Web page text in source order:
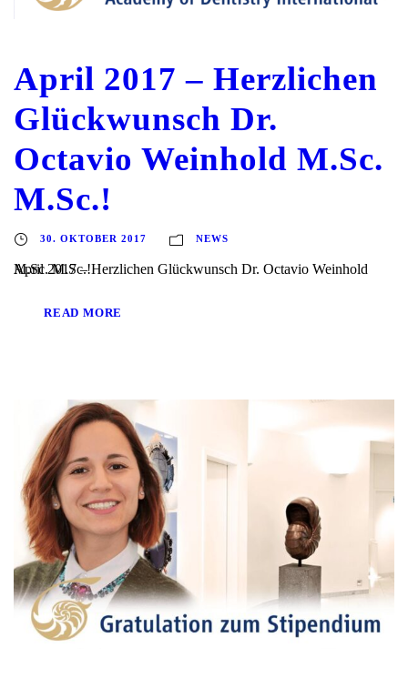
April 2017 – Herzlichen
Glückwunsch Dr.
Octavio Weinhold M.Sc.
M.Sc.!
30. OKTOBER 2017 NEWS
April 2017 – Herzlichen Glückwunsch Dr. Octavio Weinhold M.Sc. M.Sc.!
READ MORE